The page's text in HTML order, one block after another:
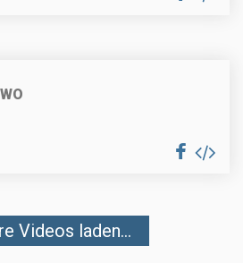
Videos laden...